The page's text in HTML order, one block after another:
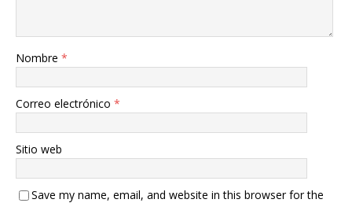
Nombre *
Correo electrónico *
Sitio web
Save my name, email, and website in this browser for the